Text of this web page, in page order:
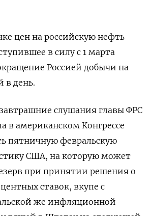
цен на российскую нефть
в силу с 1 марта
Россией добычи на
в день.
слушания главы ФРС
в американском Конгрессе
пятничную февральскую
США, на которую может
при принятии решения о
ставок, вкупе с
же инфляционной